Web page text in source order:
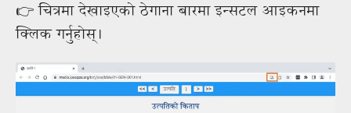
👉 चित्रमा देखाइएको ठेगाना बारमा इन्सटल आइकनमा
क्लिक गर्नुहोस्।